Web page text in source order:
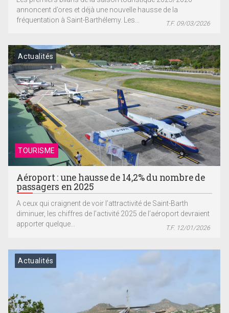
annoncent d’ores et déjà une nouvelle hausse de la
fréquentation à Saint-Barthélemy. Les...
T.F. 09/03/2026
TOURISME
Actualités
Aéroport : une hausse de 14,2% du nombre de
passagers en 2025
A ceux qui craignent de voir l’attractivité de Saint-Barth
diminuer, les chiffres de l’activité 2025 de l’aéroport devraient
apporter quelque...
T.F. 12/01/2026
Actualités